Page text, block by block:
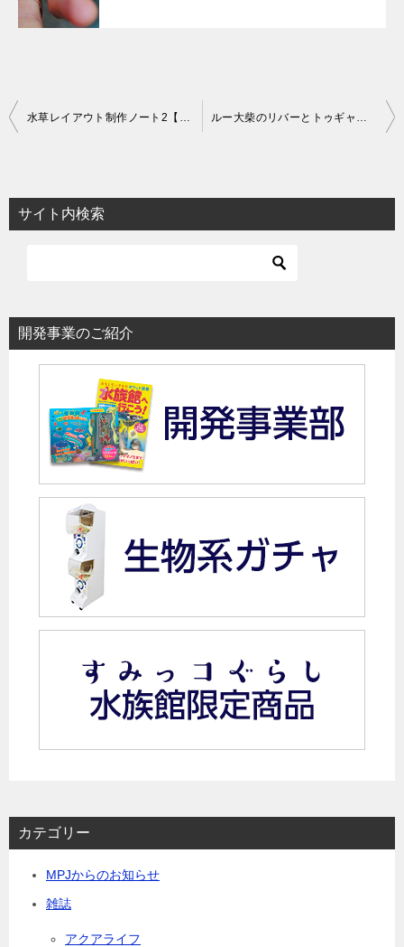
投
ビ
ゲ
ョ
ン
サイト内検索
開発事業のご紹介
カテゴリー
MPJからのお知らせ
雑誌
アクアライフ